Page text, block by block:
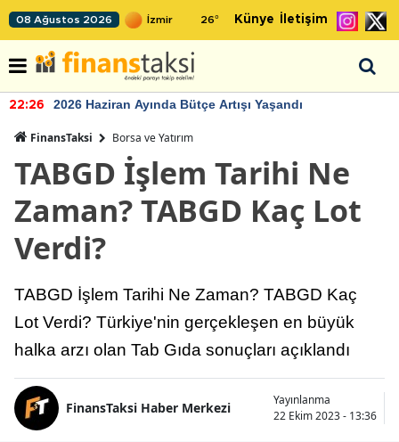
08 Ağustos 2026 26° Künye İletişim
22:26 2026 Haziran Ayında Bütçe Artışı Yaşandı
FinansTaksi Borsa ve Yatırım
TABGD İşlem Tarihi Ne
Zaman? TABGD Kaç Lot
Verdi?
TABGD İşlem Tarihi Ne Zaman? TABGD Kaç
Lot Verdi? Türkiye'nin gerçekleşen en büyük
halka arzı olan Tab Gıda sonuçları açıklandı
FinansTaksi Haber Merkezi
Yayınlanma
22 Ekim 2023 - 13:36